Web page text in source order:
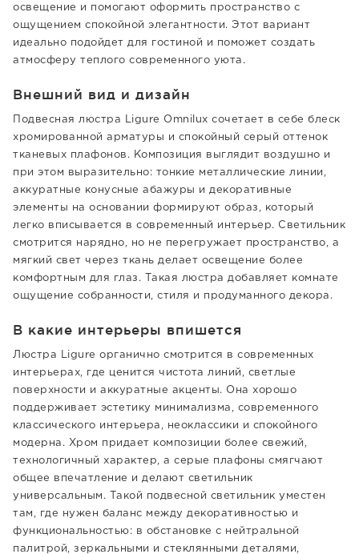
освещение и помогают оформить пространство с
ощущением спокойной элегантности. Этот вариант
идеально подойдет для гостиной и поможет создать
атмосферу теплого современного уюта.
Внешний вид и дизайн
Подвесная люстра Ligure Omnilux сочетает в себе блеск
хромированной арматуры и спокойный серый оттенок
тканевых плафонов. Композиция выглядит воздушно и
при этом выразительно: тонкие металлические линии,
аккуратные конусные абажуры и декоративные
элементы на основании формируют образ, который
легко вписывается в современный интерьер. Светильник
смотрится нарядно, но не перегружает пространство, а
мягкий свет через ткань делает освещение более
комфортным для глаз. Такая люстра добавляет комнате
ощущение собранности, стиля и продуманного декора.
В какие интерьеры впишется
Люстра Ligure органично смотрится в современных
интерьерах, где ценится чистота линий, светлые
поверхности и аккуратные акценты. Она хорошо
поддерживает эстетику минимализма, современного
классического интерьера, неоклассики и спокойного
модерна. Хром придает композиции более свежий,
технологичный характер, а серые плафоны смягчают
общее впечатление и делают светильник
универсальным. Такой подвесной светильник уместен
там, где нужен баланс между декоративностью и
функциональностью: в обстановке с нейтральной
палитрой, зеркальными и стеклянными деталями,